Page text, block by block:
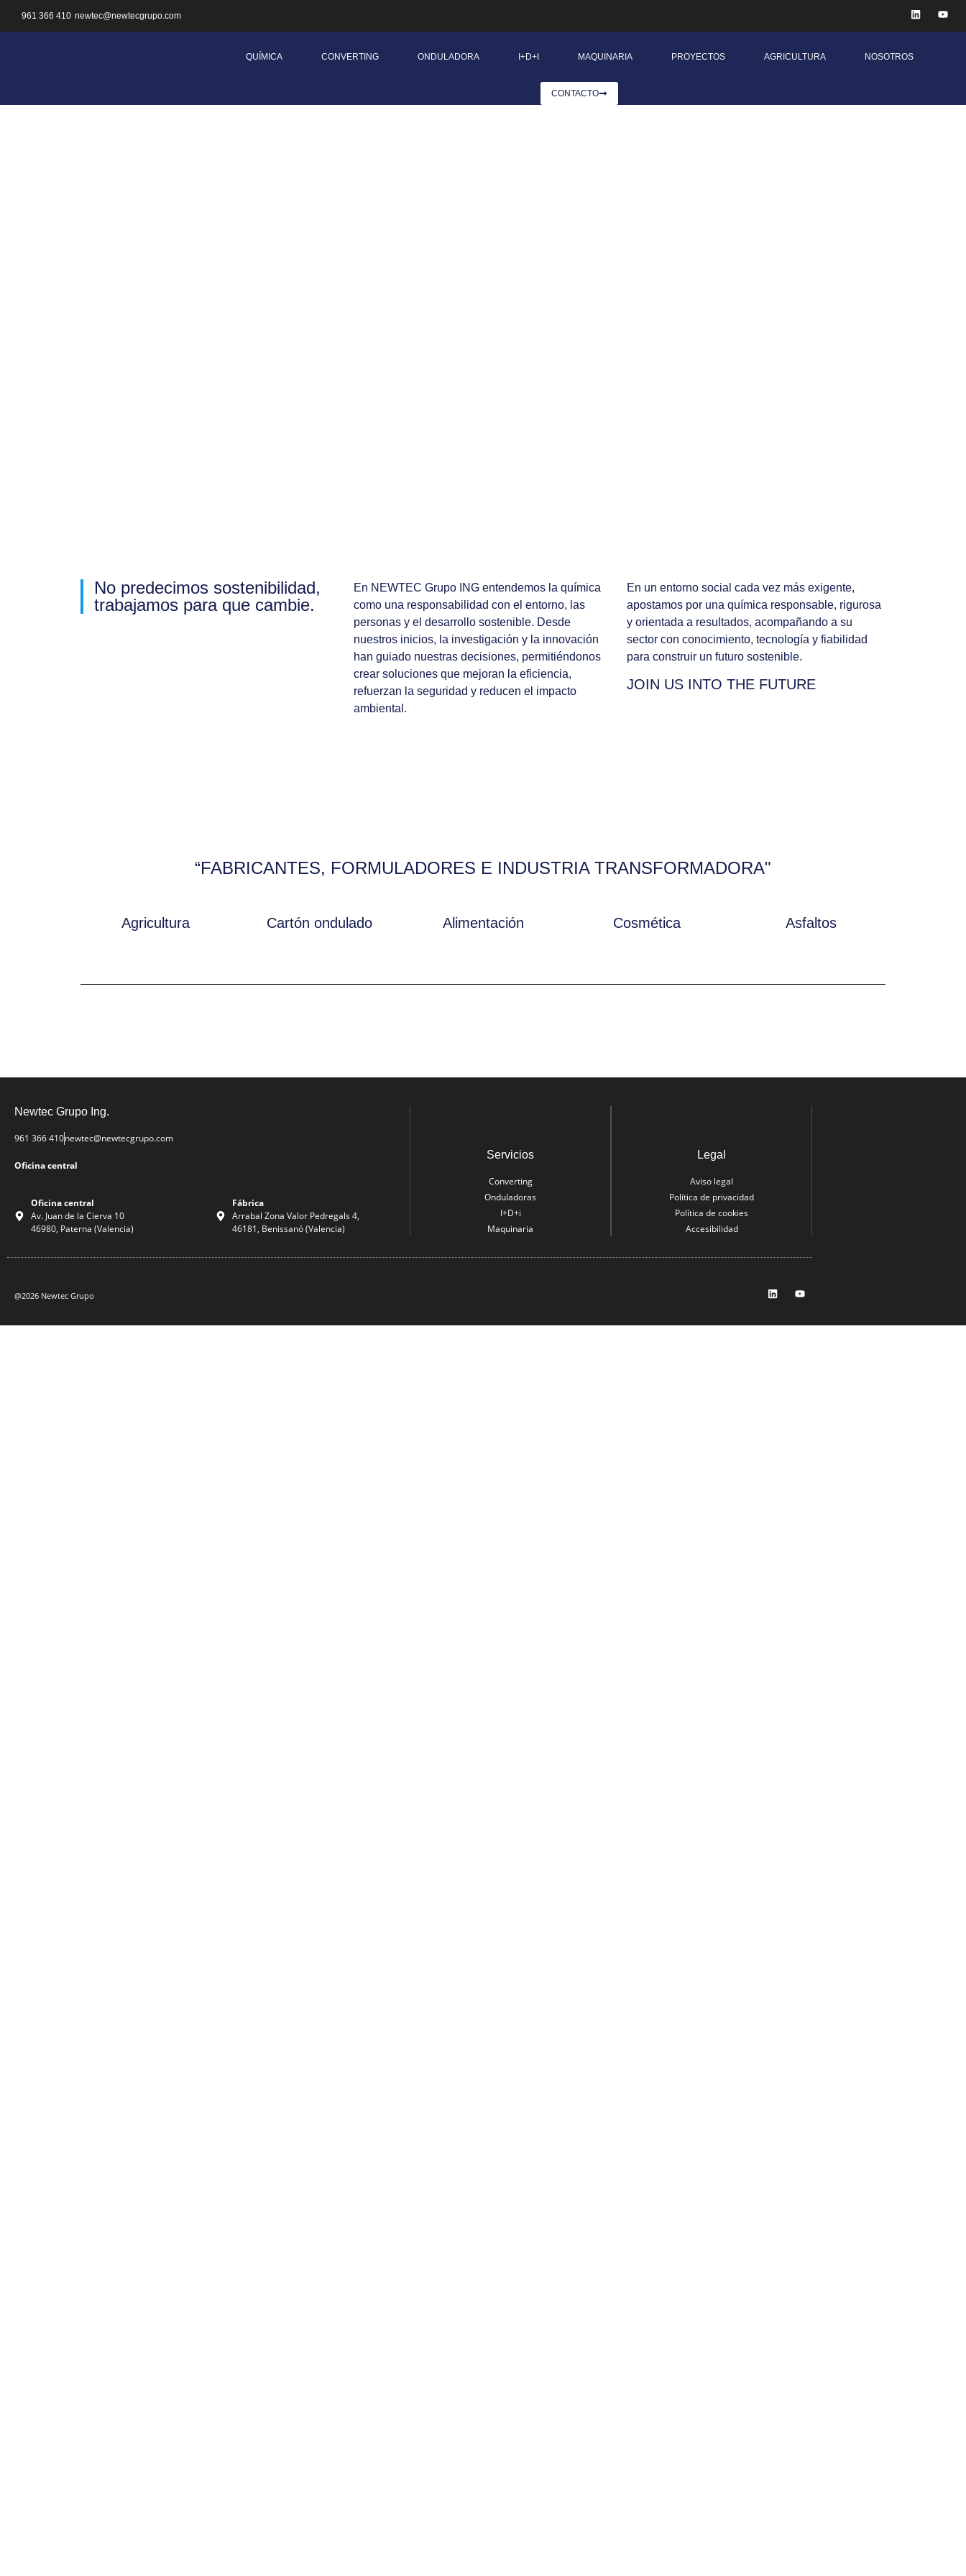
961 366 410 newtec@newtecgrupo.com
QUÍMICA CONVERTING ONDULADORA I+D+I MAQUINARIA PROYECTOS AGRICULTURA NOSOTROS
CONTACTO
No predecimos sostenibilidad,
trabajamos para que cambie.
En NEWTEC Grupo ING entendemos la química
como una responsabilidad con el entorno, las
personas y el desarrollo sostenible. Desde
nuestros inicios, la investigación y la innovación
han guiado nuestras decisiones, permitiéndonos
crear soluciones que mejoran la eficiencia,
refuerzan la seguridad y reducen el impacto
ambiental.​
En un entorno social cada vez más exigente,
apostamos por una química responsable, rigurosa
y orientada a resultados, acompañando a su
sector con conocimiento, tecnología y fiabilidad
para construir un futuro sostenible.​
JOIN US INTO THE FUTURE​
“FABRICANTES, FORMULADORES E INDUSTRIA TRANSFORMADORA"​
Agricultura Cartón ondulado Alimentación Cosmética Asfaltos
Newtec Grupo Ing.
961 366 410newtec@newtecgrupo.com
Oficina central
Oficina central
Av. Juan de la Cierva 10
46980, Paterna (Valencia)
Fábrica
Arrabal Zona Valor Pedregals 4,
46181, Benissanó (Valencia)
Servicios
Converting
Onduladoras
I+D+i
Maquinaria
Legal
Aviso legal
Política de privacidad
Política de cookies
Accesibilidad
@2026 Newtec Grupo